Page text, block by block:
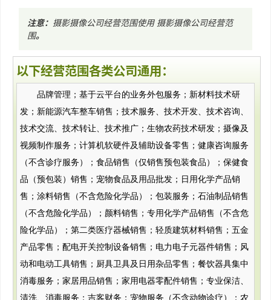
注意： 摄影摄像公司经营范围使用 摄影摄像公司经营范
围。
以下经营范围各类公司通用：
品牌管理；基于云平台的业务外包服务；新材料技术研
发；新能源汽车整车销售；技术服务、技术开发、技术咨询、
技术交流、技术转让、技术推广；生物农药技术研发；摄像及
视频制作服务；计算机软硬件及辅助设备零售；健康咨询服务
（不含诊疗服务）；食品销售（仅销售预包装食品）；保健食
品（预包装）销售；宠物食品及用品批发；日用化学产品销
售；涂料销售（不含危险化学品）；包装服务；石油制品销售
（不含危险化学品）；颜料销售；专用化学产品销售（不含危
险化学品）；第二类医疗器械销售；轻质建筑材料销售；五金
产品零售；配电开关控制设备销售；电力电子元器件销售；风
动和电动工具销售；厨具卫具及日用杂品零售；餐饮器具集中
消毒服务；家居用品销售；家用电器零配件销售；专业保洁、